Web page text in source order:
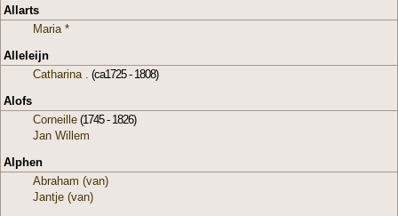
Allarts
Maria *
Alleleijn
Catharina . (ca1725 - 1808)
Alofs
Corneille (1745 - 1826)
Jan Willem
Alphen
Abraham (van)
Jantje (van)